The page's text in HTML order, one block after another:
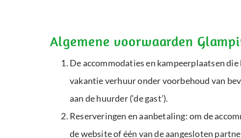
Algemene voorwaarden
De accommodaties en kampeerplaatsen
vakantie verhuur onder voorbehoud van
aan de huurder (‘de gast’).
Reserveringen en aanbetaling: om de
de website of één van de aangesloten